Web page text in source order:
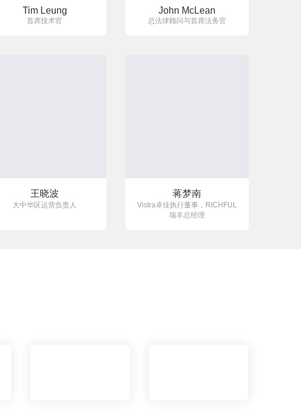
Tim Leung
首席技术官
John McLean
总法律顾问与首席法务官
王晓波
大中华区运营负责人
蒋梦南
Vistra卓佳执行董事，RICHFUL
瑞丰总经理